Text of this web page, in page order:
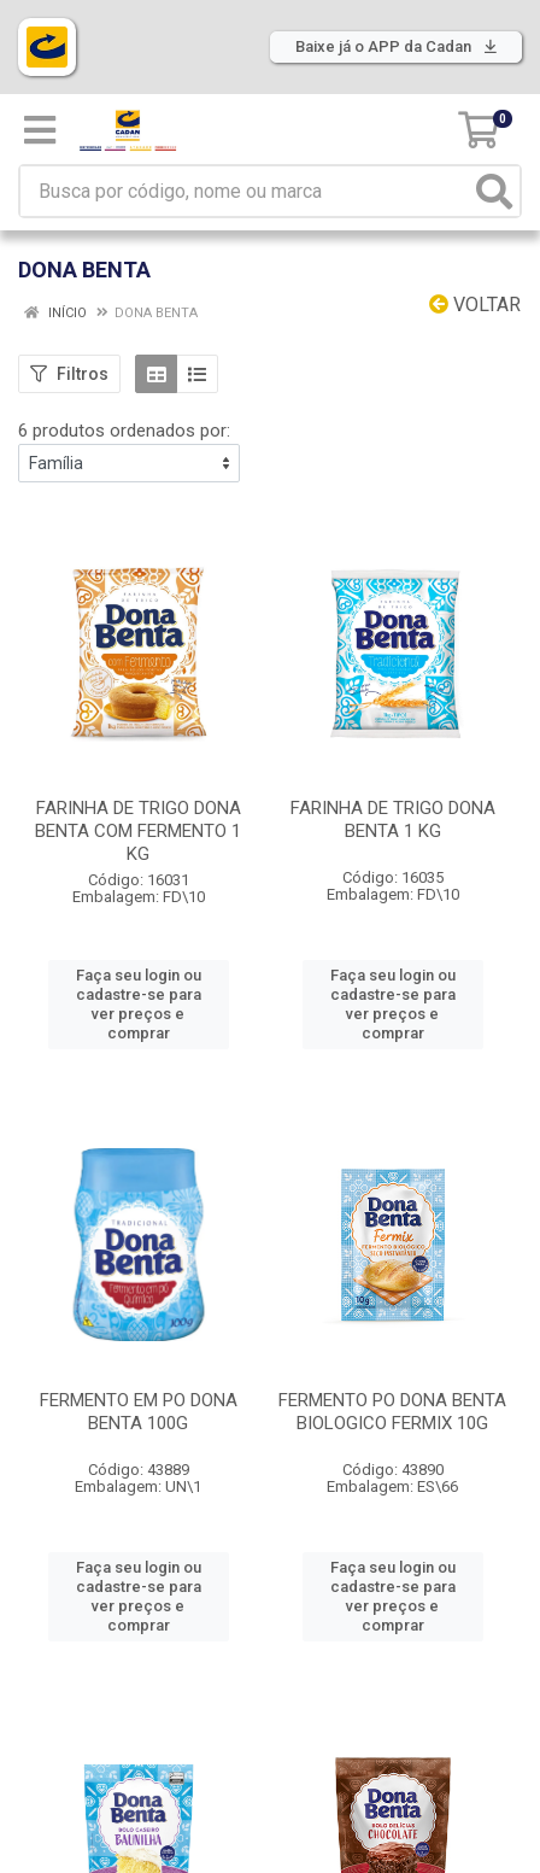
Baixe já o APP da Cadan
0
DONA BENTA
VOLTAR
INÍCIO DONA BENTA
Filtros
6 produtos ordenados por:
FARINHA DE TRIGO DONA
BENTA COM FERMENTO 1
KG
Código: 16031
Embalagem: FD\10
Faça seu login ou
cadastre-se para
ver preços e
comprar
FARINHA DE TRIGO DONA
BENTA 1 KG
Código: 16035
Embalagem: FD\10
Faça seu login ou
cadastre-se para
ver preços e
comprar
FERMENTO EM PO DONA
BENTA 100G
Código: 43889
Embalagem: UN\1
Faça seu login ou
cadastre-se para
ver preços e
comprar
FERMENTO PO DONA BENTA
BIOLOGICO FERMIX 10G
Código: 43890
Embalagem: ES\66
Faça seu login ou
cadastre-se para
ver preços e
comprar